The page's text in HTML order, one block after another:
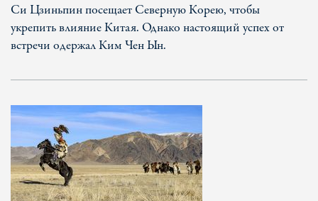
Си Цзиньпин посещает Северную Корею, чтобы
укрепить влияние Китая. Однако настоящий успех от
встречи одержал Ким Чен Ын.